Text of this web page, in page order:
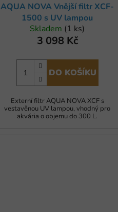
AQUA NOVA Vnější filtr XCF-
1500 s UV lampou
Skladem (1 ks)
3 098 Kč
DO KOŠÍKU
Externí filtr AQUA NOVA XCF s
vestavěnou UV lampou, vhodný pro
akvária o objemu do 300 L.